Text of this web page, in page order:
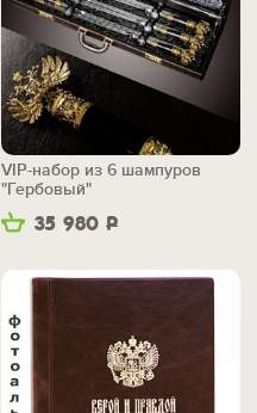
35 980 Р
VIP-набор из 6 шампуров
"Гербовый"